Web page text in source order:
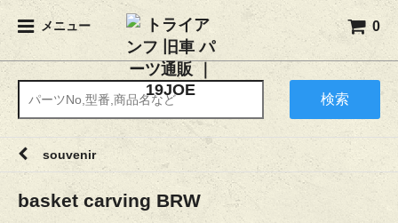
メニュー 0
検索
souvenir
basket carving BRW